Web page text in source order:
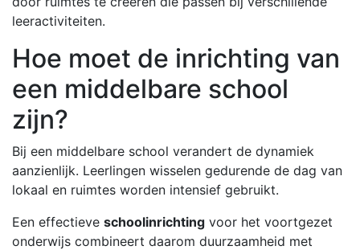
leeractiviteiten.
Hoe moet de inrichting van
een middelbare school
zijn?
Bij een middelbare school verandert de dynamiek
aanzienlijk. Leerlingen wisselen gedurende de dag van
lokaal en ruimtes worden intensief gebruikt.
Een effectieve schoolinrichting voor het voortgezet
onderwijs combineert daarom duurzaamheid met